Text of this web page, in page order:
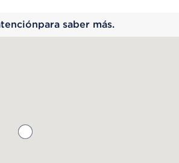
saber más.